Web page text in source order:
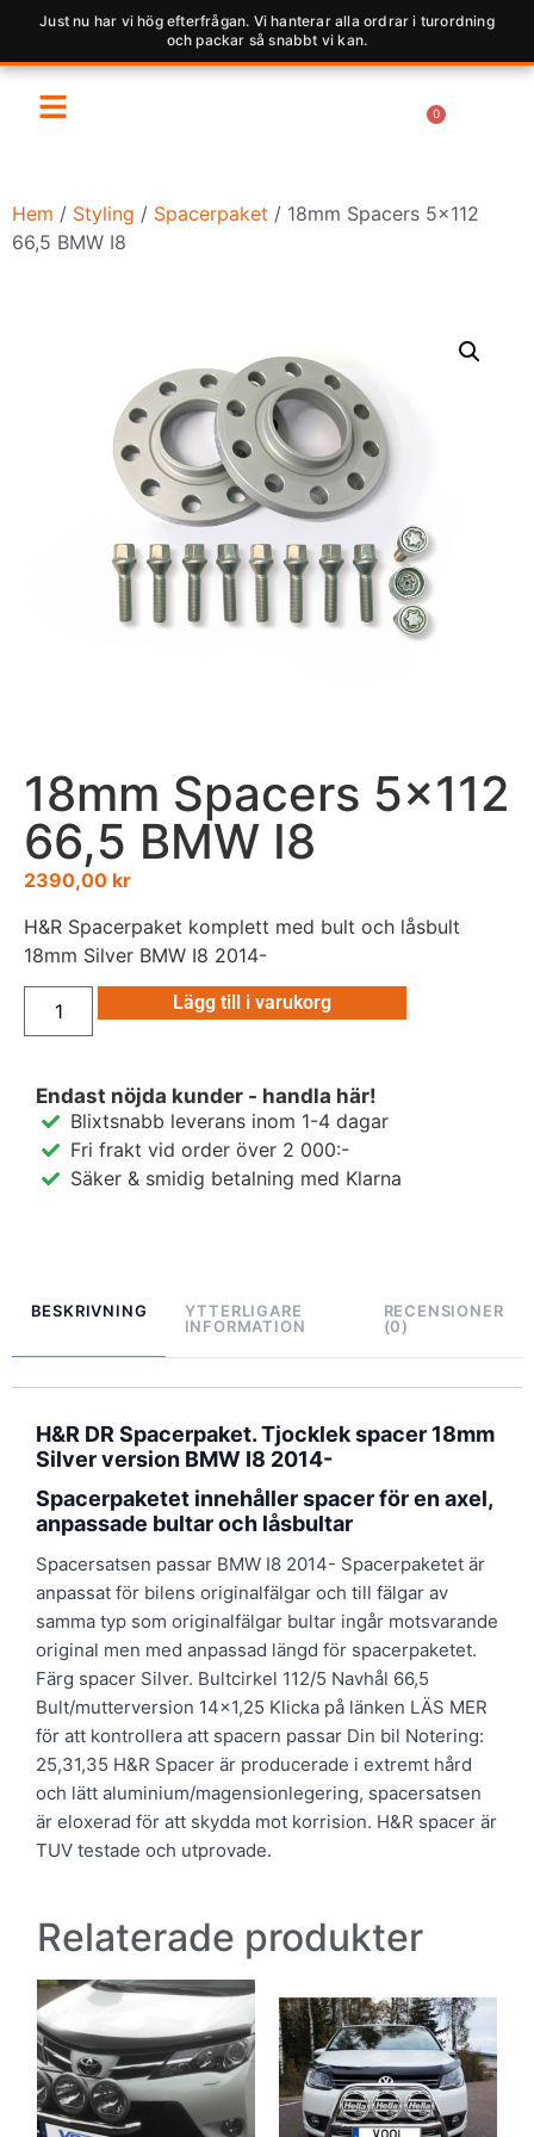
Just nu har vi hög efterfrågan. Vi hanterar alla ordrar i turordning
och packar så snabbt vi kan.
0
Hem / Styling / Spacerpaket / 18mm Spacers 5×112
66,5 BMW I8
18mm Spacers 5×112
66,5 BMW I8
2390,00 kr
H&R Spacerpaket komplett med bult och låsbult
18mm Silver BMW I8 2014-
Lägg till i varukorg
Endast nöjda kunder - handla här!
Blixtsnabb leverans inom 1-4 dagar
Fri frakt vid order över 2 000:-
Säker & smidig betalning med Klarna
BESKRIVNING
YTTERLIGARE
INFORMATION
RECENSIONER
(0)
H&R DR Spacerpaket. Tjocklek spacer 18mm
Silver version BMW I8 2014-
Spacerpaketet innehåller spacer för en axel,
anpassade bultar och låsbultar
Spacersatsen passar BMW I8 2014- Spacerpaketet är
anpassat för bilens originalfälgar och till fälgar av
samma typ som originalfälgar bultar ingår motsvarande
original men med anpassad längd för spacerpaketet.
Färg spacer Silver. Bultcirkel 112/5 Navhål 66,5
Bult/mutterversion 14×1,25 Klicka på länken LÄS MER
för att kontrollera att spacern passar Din bil Notering:
25,31,35 H&R Spacer är producerade i extremt hård
och lätt aluminium/magensionlegering, spacersatsen
är eloxerad för att skydda mot korrision. H&R spacer är
TUV testade och utprovade.
Relaterade produkter